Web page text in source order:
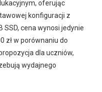
oferując
konfiguracji z
SSD, cena wynosi jedynie
zł w porównaniu do
dla uczniów,
wydajnego